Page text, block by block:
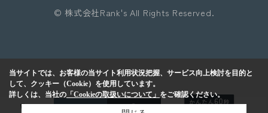
© 株式会社Rank's All Rights Reserved.
当サイトでは、お客様の当サイト利用状況把握、サービス向上検討を目的と
して、クッキー（Cookie）を使用しています。
詳しくは、当社の 「Cookieの取扱いについて」 をご確認ください。